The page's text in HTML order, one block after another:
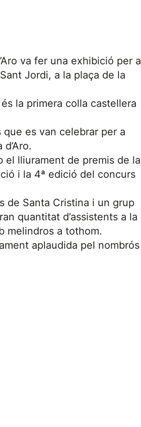
va fer una exhibició per a
Jordi, a la plaça de la
la primera colla castellera
es van celebrar per a
el lliurament de premis de la
i la 4ª edició del concurs
de Santa Cristina i un grup
quantitat d’assistents a la
melindros a tothom.
aplaudida pel nombrós